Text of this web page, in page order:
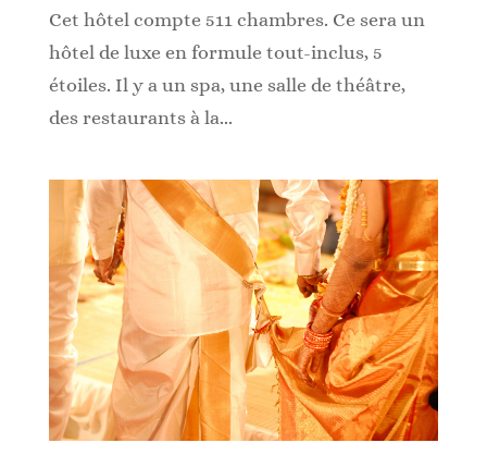
Cet hôtel compte 511 chambres. Ce sera un
hôtel de luxe en formule tout-inclus, 5
étoiles. Il y a un spa, une salle de théâtre,
des restaurants à la...